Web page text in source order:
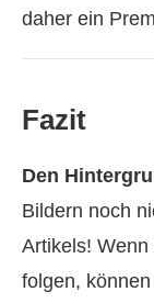
daher ein
Fazit
Den
Bildern noch
Artikels! Wenn
folgen,